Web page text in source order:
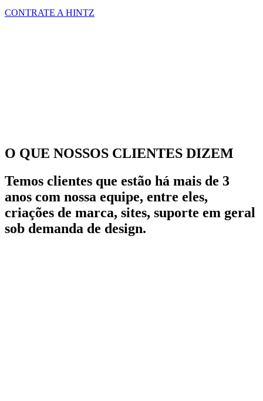
CONTRATE A HINTZ
O QUE NOSSOS CLIENTES DIZEM
Temos clientes que estão há mais de 3
anos com nossa equipe, entre eles,
criações de marca, sites, suporte em geral
sob demanda de design.